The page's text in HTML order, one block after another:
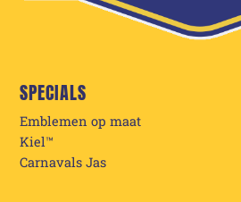
SPECIALS
Emblemen op maat
Kiel™
Carnavals Jas